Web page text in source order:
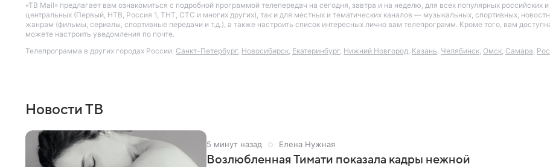
«ТВ Mail» предлагает вам ознакомиться с подробной программой телепередач на сегодня, завтра и на неделю, для всех популярных
центральных (Первый, НТВ, Россия 1, ТНТ, СТС и многих других), так и для местных и тематических каналов — музыкальных, спортивных,
жанрам (фильмы, сериалы, спортивные передачи и т.д.), а также настроить список интересных лично вам телепрограмм. Кроме того, вам
можете настроить уведомления по почте.
Телепрограмма в других городах России: Санкт-Петербург, Новосибирск, Екатеринбург, Нижний Новгород, Казань, Челябинск, Омск, Самара,
Новости ТВ
5 минут назад Елена Нужная
Возлюбленная Тимати показала кадры нежной